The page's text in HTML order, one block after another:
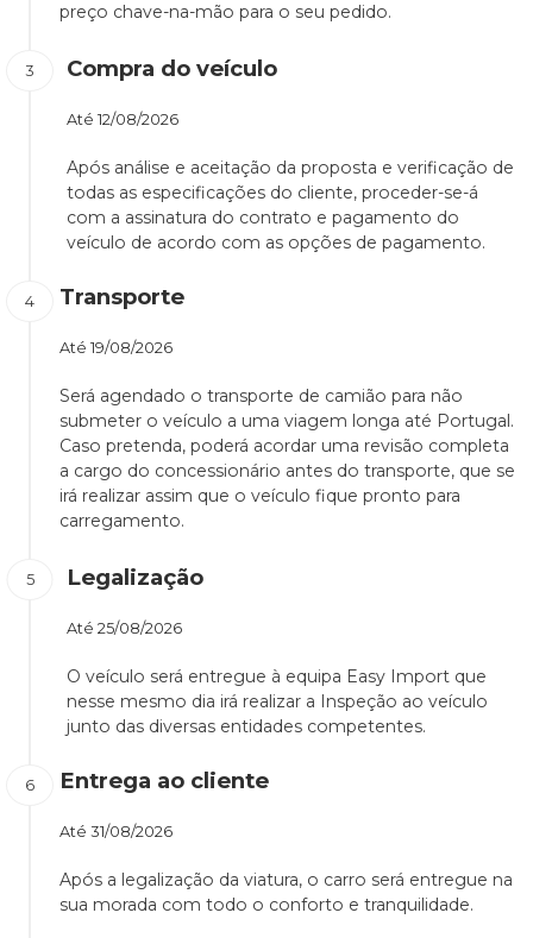
preço chave-na-mão para o seu pedido.
Compra do veículo
Até 12/08/2026
Após análise e aceitação da proposta e verificação de
todas as especificações do cliente, proceder-se-á
com a assinatura do contrato e pagamento do
veículo de acordo com as opções de pagamento.
Transporte
Até 19/08/2026
Será agendado o transporte de camião para não
submeter o veículo a uma viagem longa até Portugal.
Caso pretenda, poderá acordar uma revisão completa
a cargo do concessionário antes do transporte, que se
irá realizar assim que o veículo fique pronto para
carregamento.
Legalização
Até 25/08/2026
O veículo será entregue à equipa Easy Import que
nesse mesmo dia irá realizar a Inspeção ao veículo
junto das diversas entidades competentes.
Entrega ao cliente
Até 31/08/2026
Após a legalização da viatura, o carro será entregue na
sua morada com todo o conforto e tranquilidade.